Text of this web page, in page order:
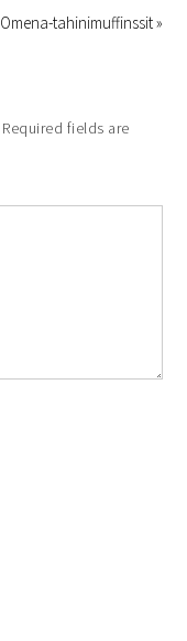
Omena-tahinimuffinssit »
Required fields are